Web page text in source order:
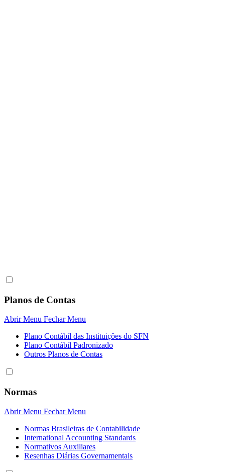
Planos de Contas
Abrir Menu Fechar Menu
Plano Contábil das Instituiçôes do SFN
Plano Contábil Padronizado
Outros Planos de Contas
Normas
Abrir Menu Fechar Menu
Normas Brasileiras de Contabilidade
International Accounting Standards
Normativos Auxiliares
Resenhas Diárias Governamentais